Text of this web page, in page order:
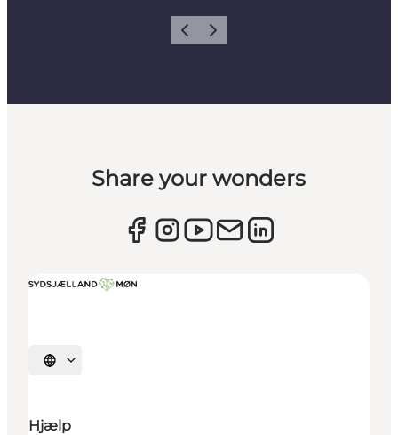
ForrigeNæste
Share your wonders
Vælg sprog
Hjælp